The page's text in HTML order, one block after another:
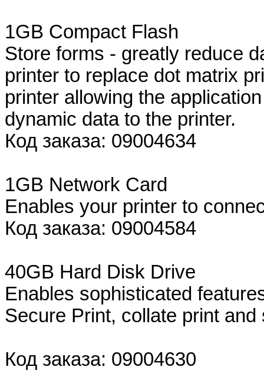
1GB Compact Flash
Store forms - greatly reduce
printer to replace dot matrix
printer allowing the
dynamic data to the printer.
Код заказа: 09004634
1GB Network Card
Enables your printer to
Код заказа: 09004584
40GB Hard Disk Drive
Enables sophisticated
Secure Print, collate print
Код заказа: 09004630